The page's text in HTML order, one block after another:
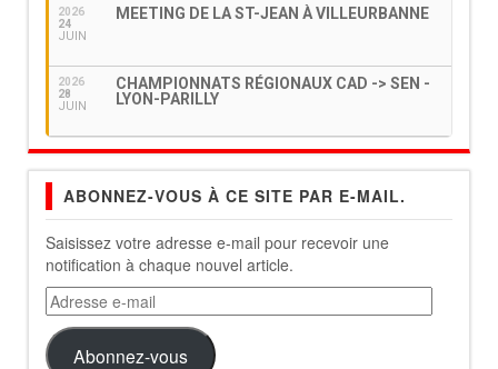
2026
24
JUIN
MEETING DE LA ST-JEAN À VILLEURBANNE
2026
28
JUIN
CHAMPIONNATS RÉGIONAUX CAD -> SEN -
LYON-PARILLY
ABONNEZ-VOUS À CE SITE PAR E-MAIL.
Saisissez votre adresse e-mail pour recevoir une
notification à chaque nouvel article.
Adresse
e-
mail
Abonnez-vous